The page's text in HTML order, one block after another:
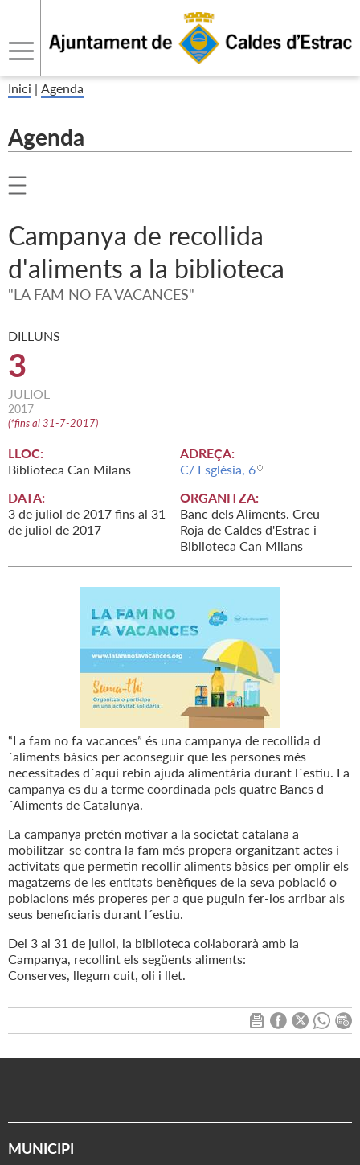
Inici | Agenda
Agenda
Campanya de recollida
d'aliments a la biblioteca
"LA FAM NO FA VACANCES"
DILLUNS
3
JULIOL
2017
(*fins al 31-7-2017)
LLOC:
Biblioteca Can Milans
ADREÇA:
C/ Esglèsia, 6
DATA:
3 de juliol de 2017 fins al 31
de juliol de 2017
ORGANITZA:
Banc dels Aliments. Creu
Roja de Caldes d'Estrac i
Biblioteca Can Milans
“La fam no fa vacances” és una campanya de recollida d
´aliments bàsics per aconseguir que les persones més
necessitades d´aquí rebin ajuda alimentària durant l´estiu. La
campanya es du a terme coordinada pels quatre Bancs d
´Aliments de Catalunya.
La campanya pretén motivar a la societat catalana a
mobilitzar-se contra la fam més propera organitzant actes i
activitats que permetin recollir aliments bàsics per omplir els
magatzems de les entitats benèfiques de la seva població o
poblacions més properes per a que puguin fer-los arribar als
seus beneficiaris durant l´estiu.
Del 3 al 31 de juliol, la biblioteca col·laborarà amb la
Campanya, recollint els següents aliments:
Conserves, llegum cuit, oli i llet.
MUNICIPI